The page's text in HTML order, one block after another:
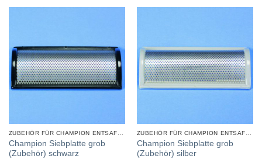
Champion Siebplatte grob
(Zubehör) schwarz
Champion Siebplatte grob
(Zubehör) silber